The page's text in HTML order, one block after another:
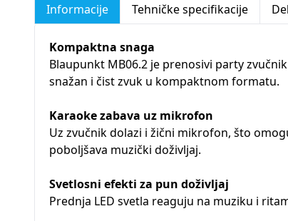
Informacije Tehničke specifikacije
Kompaktna snaga
Blaupunkt MB06.2 je prenosivi party
snažan i čist zvuk u kompaktnom formatu.
Karaoke zabava uz mikrofon
Uz zvučnik dolazi i žični mikrofon, što
poboljšava muzički doživljaj.
Svetlosni efekti za pun doživljaj
Prednja LED svetla reaguju na muziku i